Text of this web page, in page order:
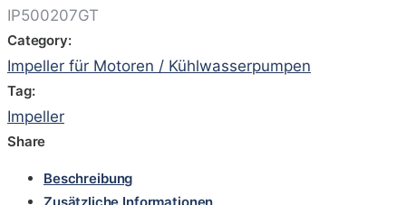
IP500207GT
Category:
Impeller für Motoren / Kühlwasserpumpen
Tag:
Impeller
Share
Beschreibung